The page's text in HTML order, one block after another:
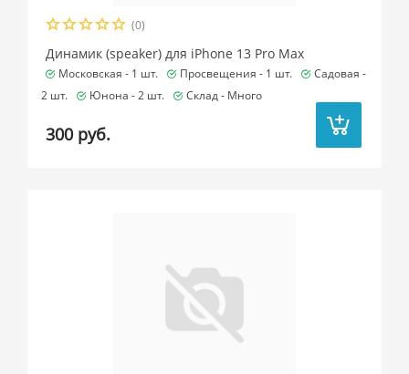
(0)
Динамик (speaker) для iPhone 13 Pro Max
Московская - 1 шт. Просвещения - 1 шт.
Садовая -
2 шт.
Юнона -2 шт. Склад - Много
300 руб.